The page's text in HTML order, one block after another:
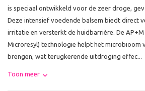
is speciaal ontwikkeld voor de zeer droge,
Deze intensief voedende balsem biedt direct
irritatie en versterkt de huidbarrière. De AP+M
Microresyl) technologie helpt het microbioom
brengen, wat terugkerende uitdroging effec...
Toon meer